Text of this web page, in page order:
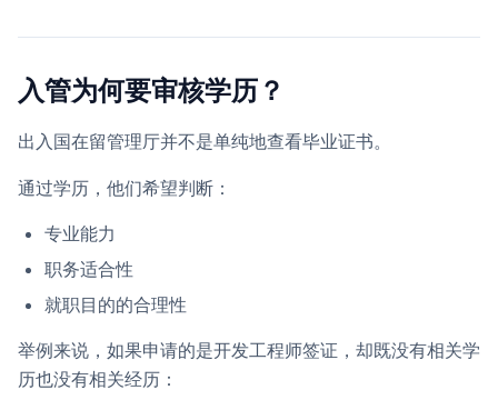
入管为何要审核学历？
出入国在留管理厅并不是单纯地查看毕业证书。
通过学历，他们希望判断：
专业能力
职务适合性
就职目的的合理性
举例来说，如果申请的是开发工程师签证，却既没有相关学
历也没有相关经历：